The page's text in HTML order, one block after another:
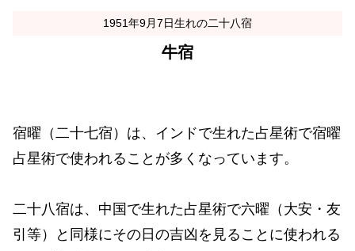
1951年9月7日生れの二十八宿
牛宿
宿曜（二十七宿）は、インドで生れた占星術で宿曜
占星術で使われることが多くなっています。
二十八宿は、中国で生れた占星術で六曜（大安・友
引等）と同様にその日の吉凶を見ることに使われる